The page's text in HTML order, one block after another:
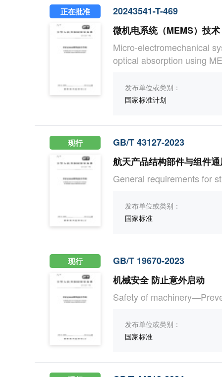
正在批准
20243541-T-469
微机电系统（MEMS）技
Micro-electromechanical
optical absorption using
发布单位或类别：
国家标准计划
现行
GB/T 43127-2023
航天产品结构部件与组件
General requirements for
发布单位或类别：
国家标准
现行
GB/T 19670-2023
机械安全 防止意外启动
Safety of
发布单位或类别：
国家标准